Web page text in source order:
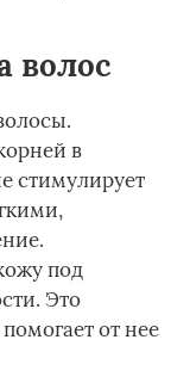
волос
в
стимулирует
под
Это
от нее